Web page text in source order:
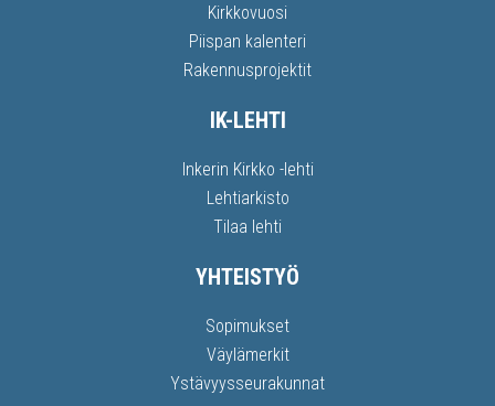
Kirkkovuosi
Piispan kalenteri
Rakennusprojektit
IK-LEHTI
Inkerin Kirkko -lehti
Lehtiarkisto
Tilaa lehti
YHTEISTYÖ
Sopimukset
Väylämerkit
Ystävyysseurakunnat